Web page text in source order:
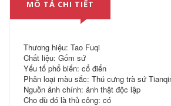
MÔ TẢ CHI TIẾT
Thương hiệu: Tao Fuqi
Chất liệu: Gốm sứ
Yếu tố phổ biến: cổ điển
Phân loại màu sắc: Thú cưng trà sứ
Nguồn ảnh chính: ảnh thật độc lập
Cho dù đó là thủ công: có